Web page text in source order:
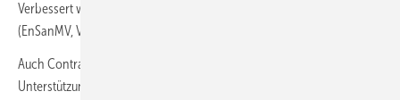
Verbessert werden sollten für Investoren steuerliche Maßnahmen
(EnSanMV, Verkürzung von Abschreibungszeiten etc.).
Auch Contracting-Angebote sollten nicht mit staatlicher
Unterstützung gefördert werden, sondern sich rein nach markt- und